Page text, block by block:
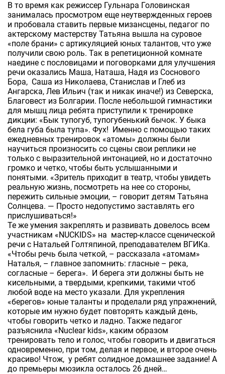
В то время как режиссер Гульнара Головинская
занималась просмотром еще неутвержденных героев
и пробовала ставить первые мизансцены, педагог по
актерскому мастерству Татьяна вышла на суровое
«поле брани» с артикуляцией юных талантов, что уже
получили свою роль. Так в репетиционной комнате
наедине с пословицами и поговорками для улучшения
речи оказались Маша, Наташа, Надя из Соснового
Бора, Саша из Николаева, Станислав и Глеб из
Ангарска, Лев Ильич (так и никак иначе!) из Северска,
Благовест из Болгарии. После небольшой гимнастики
для мышц лица ребята приступили к тренировке
дикции: «Бык тупогуб, тупогубенький бычок. У быка
бела губа была тупа». Фух! Именно с помощью таких
ежедневных тренировок «атомы» должны были
научиться произносить со сцены свои реплики не
только с выразительной интонацией, но и достаточно
громко и четко, чтобы быть услышанными и
понятыми. «Зритель приходит в театр, чтобы увидеть
реальную жизнь, посмотреть на нее со стороны,
пережить сильные эмоции, – говорит детям Татьяна
Солнцева. — Просто недопустимо заставлять его
прислушиваться!»
Те же умения закреплять и развивать довелось всем
участникам «NUCKIDS» на мастер-классе сценической
речи с Натальей Голтяпиной, преподавателем ВГИКа.
«Чтобы речь была четкой, – рассказала «атомам»
Наталья, – главное запомнить: гласные – река,
согласные – берега». И берега эти должны быть не
кисельными, а твердыми, крепкими, такими чтоб
любой воде на место указали. Для укрепления
«берегов» юные таланты и проделали ряд упражнений,
которые им нужно будет повторять каждый день,
чтобы говорить четко и ладно. Также педагог
разъяснила «Nuclear kids», каким образом
тренировать тело и голос, чтобы говорить и двигаться
одновременно, при том, делая и первое, и второе очень
красиво! Чтож, у ребят солидное домашнее задание! А
до премьеры мюзикла осталось 26 дней…